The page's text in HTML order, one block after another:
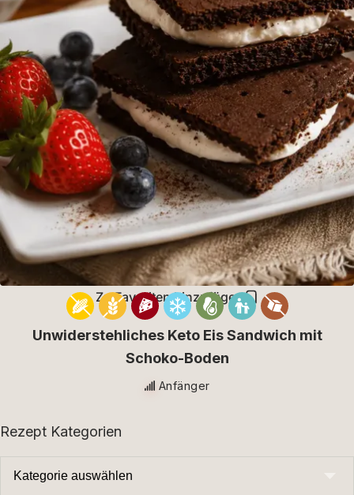
Zu Favoriten hinzufügen
Unwiderstehliches Keto Eis Sandwich mit
Schoko-Boden
Anfänger
Rezept Kategorien